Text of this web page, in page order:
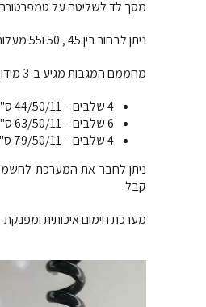
מסך לד לשליטה על טמפרטורה
ניתן לבחור בין 45 , 50 ו55 מעלות
מחממם המגבות מגיע ב-3 מידות:
4 שלבים – 44/50/11 ס"מ
6 שלבים – 63/50/11 ס"מ
4 שלבים – 79/50/11 ס"מ
ניתן לחבר את המערכת לחשמל
קבל
מערכת חימום איכותית ומפנקת